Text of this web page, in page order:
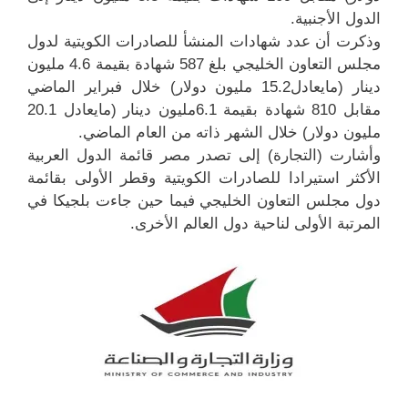
الدول الأجنبية.
وذكرت أن عدد شهادات المنشأ للصادرات الكويتية لدول
مجلس التعاون الخليجي بلغ 587 شهادة بقيمة 4.6 مليون
دينار (مايعادل15.2 مليون دولار) خلال فبراير الماضي
مقابل 810 شهادة بقيمة 6.1مليون دينار (مايعادل 20.1
مليون دولار) خلال الشهر ذاته من العام الماضي.
وأشارت (التجارة) إلى تصدر مصر قائمة الدول العربية
الأكثر استيرادا للصادرات الكويتية وقطر الأولى بقائمة
دول مجلس التعاون الخليجي فيما حين جاءت بلجيكا في
المرتبة الأولى لناحية دول العالم الأخرى.